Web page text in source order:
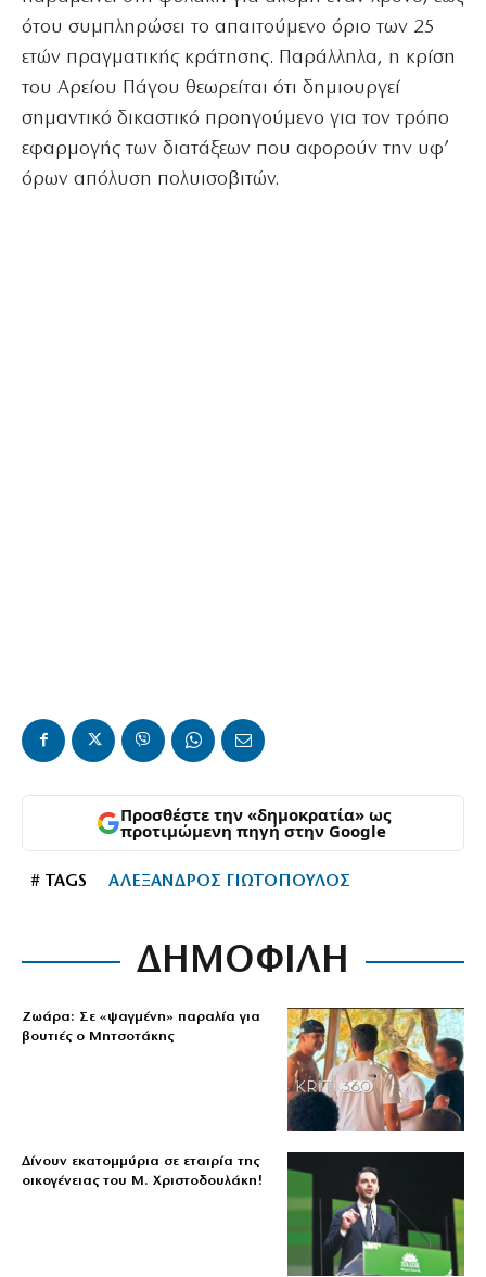
ότου συμπληρώσει το απαιτούμενο όριο των 25
ετών πραγματικής κράτησης. Παράλληλα, η κρίση
του Αρείου Πάγου θεωρείται ότι δημιουργεί
σημαντικό δικαστικό προηγούμενο για τον τρόπο
εφαρμογής των διατάξεων που αφορούν την υφ’
όρων απόλυση πολυισοβιτών.
Προσθέστε την «δημοκρατία» ως
προτιμώμενη πηγή στην Google
# TAGS ΑΛΕΞΑΝΔΡΟΣ ΓΙΩΤΟΠΟΥΛΟΣ
ΔΗΜΟΦΙΛΗ
Ζωάρα: Σε «ψαγμένη» παραλία για
βουτιές ο Μητσοτάκης
Δίνουν εκατομμύρια σε εταιρία της
οικογένειας του Μ. Χριστοδουλάκη!